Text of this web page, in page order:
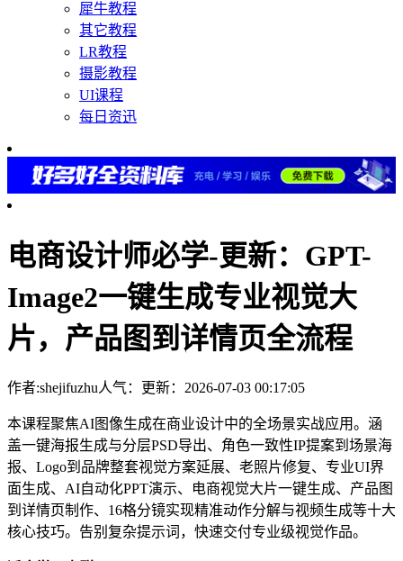
犀牛教程
其它教程
LR教程
摄影教程
UI课程
每日资迅
电商设计师必学-更新：GPT-
Image2一键生成专业视觉大
片，产品图到详情页全流程
作者:shejifuzhu人气： 更新：2026-07-03 00:17:05
本课程聚焦AI图像生成在商业设计中的全场景实战应用。涵
盖一键海报生成与分层PSD导出、角色一致性IP提案到场景海
报、Logo到品牌整套视觉方案延展、老照片修复、专业UI界
面生成、AI自动化PPT演示、电商视觉大片一键生成、产品图
到详情页制作、16格分镜实现精准动作分解与视频生成等十大
核心技巧。告别复杂提示词，快速交付专业级视觉作品。